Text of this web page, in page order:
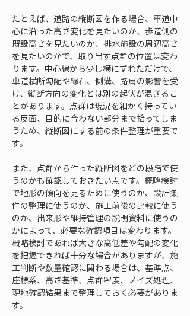
たとえば、道路の縦断図を作る場合、車道中
心に沿った高さ変化を見たいのか、歩道側の
既設高さを見たいのか、排水施設の周辺高さ
を見たいのかで、取り出す点群の位置は変わ
ります。中心線から少し横にずれただけで、
車道横断勾配や縁石、側溝、路肩の影響を受
け、縦断方向の変化とは別の起伏が混ざるこ
とがあります。点群は現況を細かく持ってい
る反面、目的に合わない部分まで拾ってしま
うため、縦断図にする前の条件整理が重要で
す。
また、点群から作った縦断図をどの段階で使
うのかも確認しておきたい点です。概略検討
で地形の傾向を見るために使うのか、設計条
件の整理に使うのか、施工前後の比較に使う
のか、出来形や維持管理の説明資料に使うの
かによって、必要な確認項目は変わります。
概略検討であれば大きな高低差や勾配の変化
を把握できれば十分な場合がありますが、施
工判断や数量確認に関わる場合は、基準点、
座標系、高さ基準、点群密度、ノイズ処理、
現地確認結果まで整理しておく必要がありま
す。